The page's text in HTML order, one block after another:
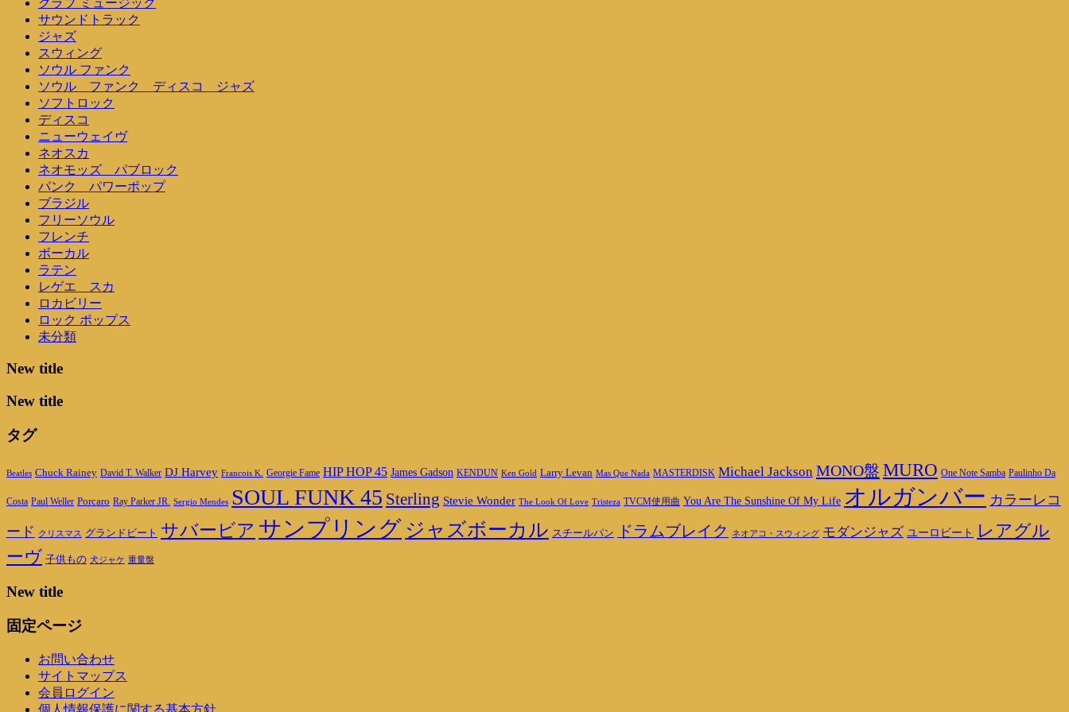
サウンドトラック
ジャズ
スウィング
ソウル ファンク
ソウル ファンク ディスコ ジャズ
ソフトロック
ディスコ
ニューウェイヴ
ネオスカ
ネオモッズ パブロック
パンク パワーポップ
ブラジル
フリーソウル
フレンチ
ボーカル
ラテン
レゲエ スカ
ロカビリー
ロック ポップス
未分類
New title
New title
タグ
Beatles Chuck Rainey David T. Walker DJ Harvey Francois K. Georgie Fame HIP HOP 45 James Gadson KENDUN Ken Gold Larry Levan Mas Que Nada MASTERDISK Michael Jackson MONO盤 MURO One Note Samba Paulinho Da
Costa Paul Weller Porcaro Ray Parker JR. Sergio Mendes SOUL FUNK 45 Sterling Stevie Wonder The Look Of Love Tristeza TVCM使用曲 You Are The Sunshine Of My Life オルガンバー カラーレコ
ード クリスマス グランドビート サバービア サンプリング ジャズボーカル スチールパン ドラムブレイク ネオアコ・スウィング モダンジャズ ユーロビート
レアグル
ーヴ 子供もの 犬ジャケ 重量盤
New title
固定ページ
お問い合わせ
サイトマップス
会員ログイン
個人情報保護に関する基本方針